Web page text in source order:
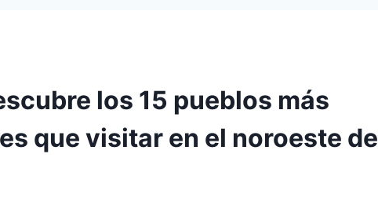
los 15 pueblos más
que visitar en el noroeste de